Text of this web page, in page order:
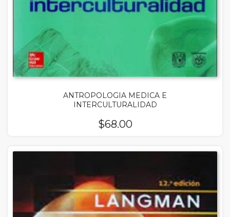
ANTROPOLOGIA MEDICA E
INTERCULTURALIDAD
$68.00